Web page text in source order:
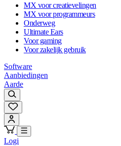
MX voor creatievelingen
MX voor programmeurs
Onderweg
Ultimate Ears
Voor gaming
Voor zakelijk gebruik
Software
Aanbiedingen
Aarde
Logi